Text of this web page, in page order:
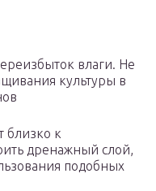
влаги. Не
культуры в
близко к
дренажный слой,
подобных